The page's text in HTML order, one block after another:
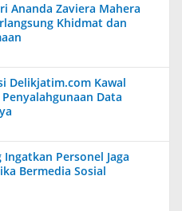
Ananda Zaviera Mahera
Khidmat dan
Delikjatim.com Kawal
Data
Personel Jaga
Bermedia Sosial